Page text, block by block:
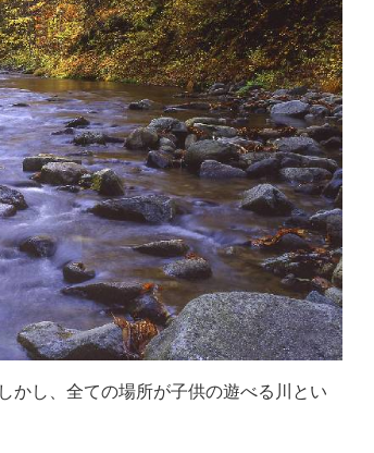
かし、全ての場所が子供の遊べる川とい